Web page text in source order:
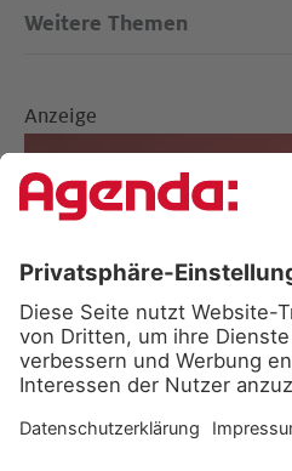
Weitere Themen
Anzeige